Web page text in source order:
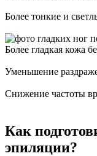
Более тонкие и
Более гладкая кожа
Уменьшение
Снижение частоты
Как
эпиляции?